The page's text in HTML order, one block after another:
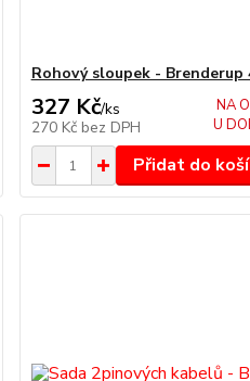
Rohový sloupek - Brenderup
327 Kč/ks
270 Kč bez DPH
NA
U
Přidat do